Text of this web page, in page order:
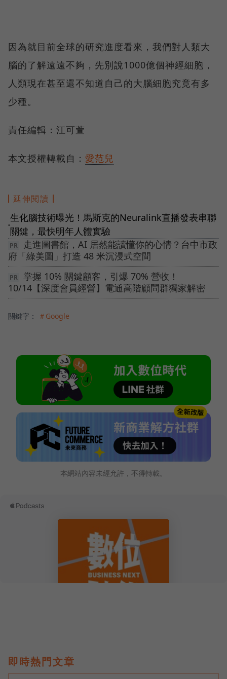
因為就目前全球的研究進度看來，我們對人類大
腦的了解遠遠不夠，先別說1000億個神經細胞，
人類現在甚至還不知道自己的大腦細胞究竟有多
少種。
責任編輯：江可萱
本文授權轉載自： 愛范兒
延伸閱讀
●
生化腦技術曝光！馬斯克的Neuralink直播發表串聯
關鍵，最快明年人體實驗
走進圖書館，AI 居然能讀懂你的心情？台中市政
府「綠美圖」打造 48 米沉浸式空間
掌握 10% 關鍵顧客，引爆 70% 營收！
10/14【深度會員經營】電通高階顧問群獨家解密
關鍵字： ＃Google
本網站內容未經允許，不得轉載。
即時熱門文章